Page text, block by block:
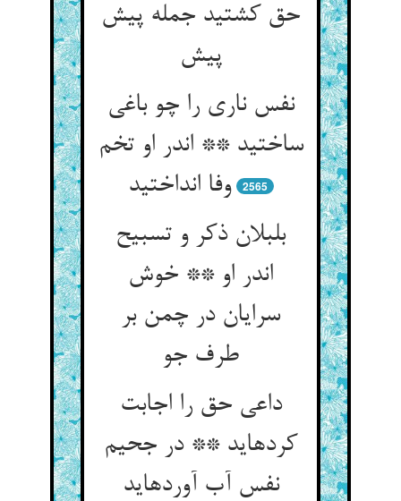
حق کشتید جمله پیش
پیش‏
نفس ناری را چو باغی
ساختید ** اندر او تخم
وفا انداختید
2565
بلبلان ذکر و تسبیح
اندر او ** خوش
سرایان در چمن بر
طرف جو
داعی حق را اجابت
کرده‏اید ** در جحیم
نفس آب آورده‏اید